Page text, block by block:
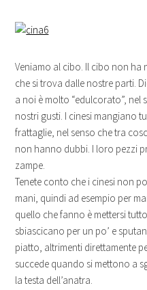
Veniamo al cibo. Il cibo non ha
che si trova dalle nostre parti.
a noi è molto “edulcorato”,
nostri gusti. I cinesi mangiano
frattaglie, nel senso che tra
non hanno dubbi. I loro pezzi
zampe.
Tenete conto che i cinesi non
mani, quindi ad esempio per
quello che fanno è mettersi
sbiascicano per un po’ e
piatto, altrimenti direttamente
succede quando si mettono a
la testa dell’anatra.